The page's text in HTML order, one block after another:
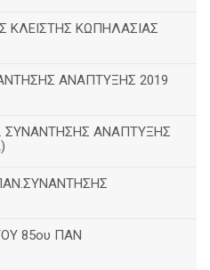
ΚΛΕΙΣΤΗΣ ΚΩΠΗΛΑΣΙΑΣ
ΑΝΑΠΤΥΞΗΣ 2019
ΣΥΝΑΝΤΗΣΗΣ ΑΝΑΠΤΥΞΗΣ
85ου ΠΑΝ